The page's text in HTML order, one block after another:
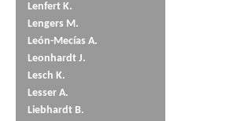
Lenfert K.
Lengers M.
León-Mecías A.
Leonhardt J.
Lesch K.
Lesser A.
Liebhardt B.